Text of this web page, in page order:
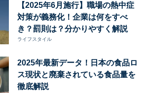
【2025年6月施行】職場の熱中症
対策が義務化！企業は何をすべ
き？罰則は？分かりやすく解説
ライフスタイル
2025年最新データ！日本の食品ロ
ス現状と廃棄されている食品量を
徹底解説